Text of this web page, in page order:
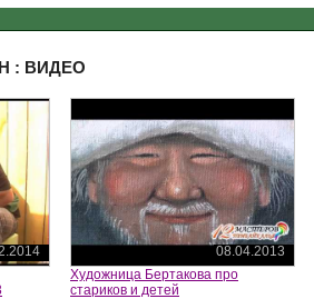
: ВИДЕО
08.04.2013
Художница Бертакова про
стариков и детей